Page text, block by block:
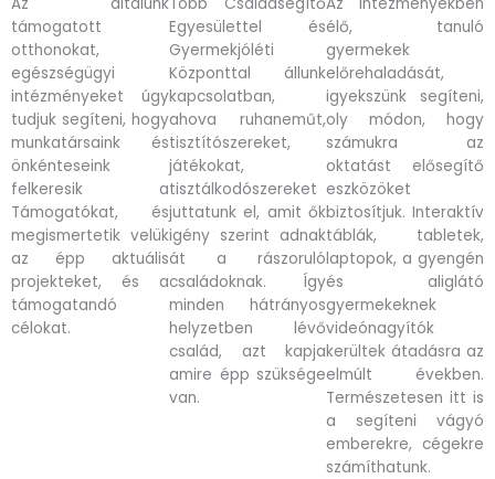
támogatott
otthonokat,
egészségügyi
intézményeket úgy
tudjuk segíteni, hogy
munkatársaink és
önkénteseink
felkeresik a
Támogatókat, és
megismertetik velük
az épp aktuális
projekteket, és a
támogatandó
célokat.
Egyesülettel és
Gyermekjóléti
Központtal állunk
kapcsolatban,
ahova ruhaneműt,
tisztítószereket,
játékokat,
tisztálkodószereket
juttatunk el, amit ők
igény szerint adnak
át a rászoruló
családoknak. Így
minden hátrányos
helyzetben lévő
család, azt kapja
amire épp szüksége
van.
élő, tanuló
gyermekek
előrehaladását,
igyekszünk segíteni,
oly módon, hogy
számukra az
oktatást elősegítő
eszközöket
biztosítjuk. Interaktív
táblák, tabletek,
laptopok, a gyengén
és aliglátó
gyermekeknek
videónagyítók
kerültek átadásra az
elmúlt években.
Természetesen itt is
a segíteni vágyó
emberekre, cégekre
számíthatunk.